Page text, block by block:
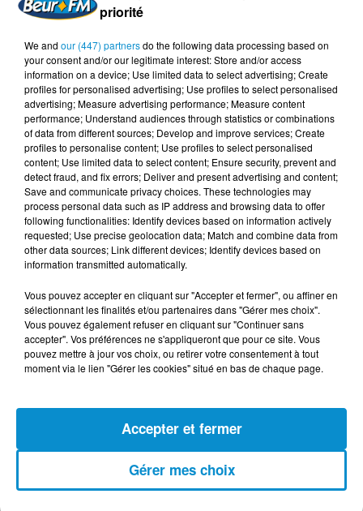
Villes des Musiques du Monde)
DERNIERS PODCASTS
24 juillet 2026
Les Zinformés - 24/07/26
23 juillet 2026
Les Zinformés - 23/07/26
priorité
We and our (447) partnersdo the following data processing based on
your consent and/or our legitimate interest: Store and/or access
information on a device; Use limited data to select advertising; Create
profiles for personalised advertising; Use profiles to select personalised
advertising; Measure advertising performance; Measure content
performance; Understand audiences through statistics or combinations
of data from different sources; Develop and improve services; Create
profiles to personalise content; Use profiles to select personalised
content; Use limited data to select content; Ensure security, prevent and
detect fraud, and fix errors; Deliver and present advertising and content;
Save and communicate privacy choices. These technologies may
process personal data such as IP address and browsing data to offer
following functionalities: Identify devices based on information actively
requested; Use precise geolocation data; Match and combine data from
other data sources; Link different devices; Identify devices based on
information transmitted automatically.
Vous pouvez accepter en cliquant sur "Accepter et fermer", ou affiner en
sélectionnant les finalités et/ou partenaires dans "Gérer mes choix".
Vous pouvez également refuser en cliquant sur "Continuer sans
accepter". Vos préférences ne s'appliqueront que pour ce site. Vous
pouvez mettre à jour vos choix, ou retirer votre consentement à tout
moment via le lien "Gérer les cookies" situé en bas de chaque page.
Gérer mes choix
Accepter et fermer